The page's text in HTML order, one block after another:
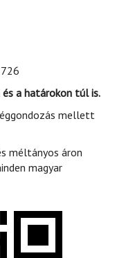
a határokon túl is.
mellett
méltányos áron
magyar